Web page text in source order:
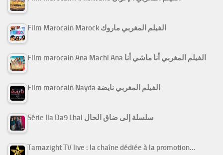
Film Marocain Marock الفيلم المغربي ماروك
Film marocain Ana Machi Ana الفيلم المغربي أنا ماشي أنا
Film marocain Nayda الفيلم المغربي نايضة
Série Ila Da9 Lhal سلسلة إلى ضاق الحال
Tamazight TV live : la chaîne dédiée à la promotion…